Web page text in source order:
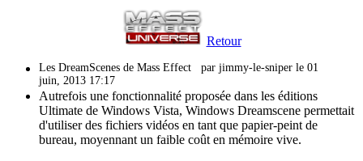
Retour
Les DreamScenes de Mass Effect par jimmy-le-sniper le 01
juin, 2013 17:17
Autrefois une fonctionnalité proposée dans les éditions
Ultimate de Windows Vista, Windows Dreamscene permettait
d'utiliser des fichiers vidéos en tant que papier-peint de
bureau, moyennant un faible coût en mémoire vive.